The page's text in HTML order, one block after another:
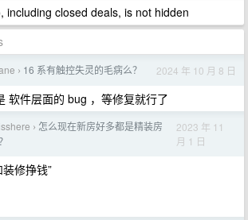
including closed deals, is not hidden
› 16 系有触控失灵的毛病么？ 2024 年 10 月 8 日
软件层面的 bug ，等修复就行了
› 怎么现在新房好多都是精装房
2023 年 11
月 1 日
修挣钱”